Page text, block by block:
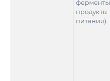
ферменты,
продукты
питания).